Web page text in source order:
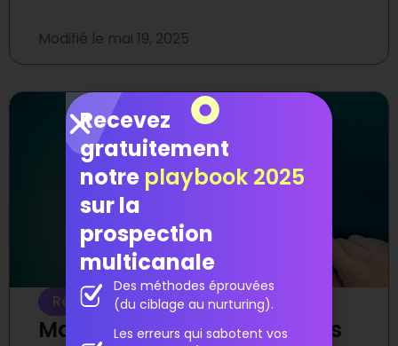
Modifié le mai 19, 2025
Réseaux sociaux
Marketing digital : sur quels
Recevez
gratuitement
notre playbook 2025
sur la
prospection
multicanale
Des méthodes éprouvées
(du ciblage au nurturing).
Les erreurs qui sabotent vos